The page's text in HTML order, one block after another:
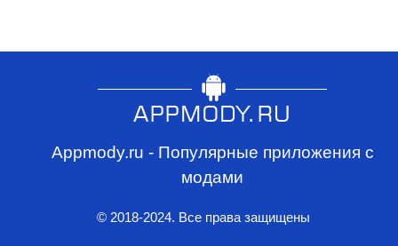
Appmody.ru - Популярные приложения с
модами
© 2018-2024. Все права защищены